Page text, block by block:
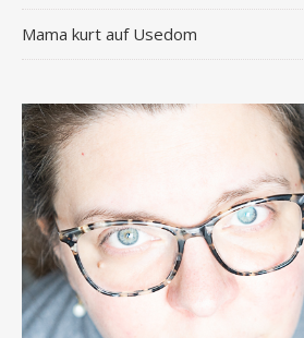
Mama kurt auf Usedom